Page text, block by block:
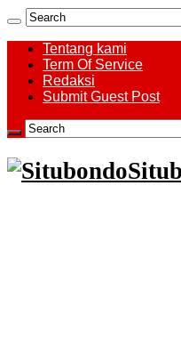
Tentang kami
Term Of Service
Redaksi
Submit Guest Post